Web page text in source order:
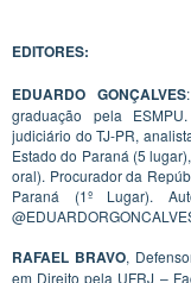
EDITORES:
EDUARDO GONÇALVES
graduação pela
judiciário do TJ-PR,
Estado do Paraná (5
oral). Procurador da
Paraná (1º Lugar).
RAFAEL BRAVO,
em Direito pela UFRJ –